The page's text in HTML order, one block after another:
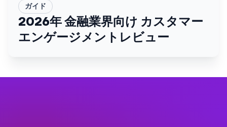
ガイド
2026年 金融業界向け カスタマー
エンゲージメントレビュー